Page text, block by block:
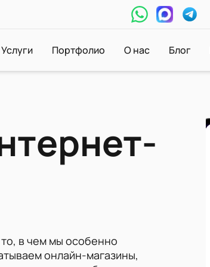
Услуги Портфолио О нас Блог
в чем мы особенно
онлайн-магазины,